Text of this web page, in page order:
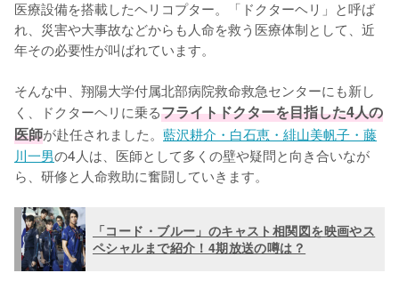
医療設備を搭載したヘリコプター。「ドクターヘリ」と呼ば
れ、災害や大事故などからも人命を救う医療体制として、近
年その必要性が叫ばれています。
そんな中、翔陽大学付属北部病院救命救急センターにも新し
く、ドクターヘリに乗るフライトドクターを目指した4人の
医師が赴任されました。 藍沢耕介・白石恵・緋山美帆子・藤
川一男の4人は、医師として多くの壁や疑問と向き合いなが
ら、研修と人命救助に奮闘していきます。
「コード・ブルー」のキャスト相関図を映画やス
ペシャルまで紹介！4期放送の噂は？